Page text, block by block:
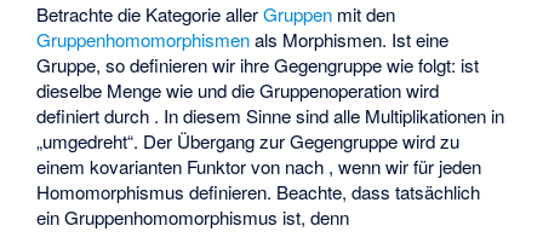
Betrachte die KategorieallerGruppen mit den
Gruppenhomomorphismenals Morphismen. Isteine
Gruppe, so definieren wir ihre Gegengruppewie folgt: ist
dieselbe Menge wie und die Gruppenoperationwird
definiert durch . In diesem Sinne sind alle Multiplikationen in
„umgedreht“. Der Übergang zur Gegengruppe wird zu
einem kovarianten Funktor von nach , wenn wirfür jeden
Homomorphismusdefinieren. Beachte, dasstatsächlich
ein Gruppenhomomorphismus ist, denn